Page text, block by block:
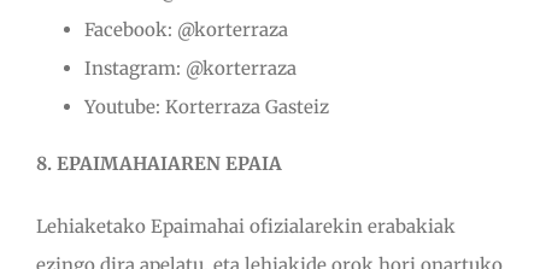
Facebook: @korterraza
Instagram: @korterraza
Youtube: Korterraza Gasteiz
8. EPAIMAHAIAREN EPAIA
Lehiaketako Epaimahai ofizialarekin erabakiak
ezingo dira apelatu, eta lehiakide orok hori onartuko